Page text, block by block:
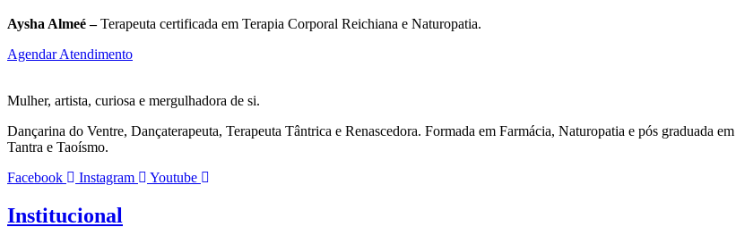
Aysha Almeé –Terapeuta certificada em Terapia Corporal Reichiana e Naturopatia.
Agendar Atendimento
Mulher, artista, curiosa e mergulhadora de si.
Dançarina do Ventre, Dançaterapeuta, Terapeuta Tântrica e Renascedora. Formada em Farmácia, Naturopatia e pós graduada
Tantra e Taoísmo.
Facebook
Instagram Youtube
Institucional